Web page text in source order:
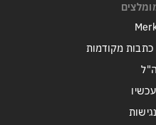
כתבות מקודמות